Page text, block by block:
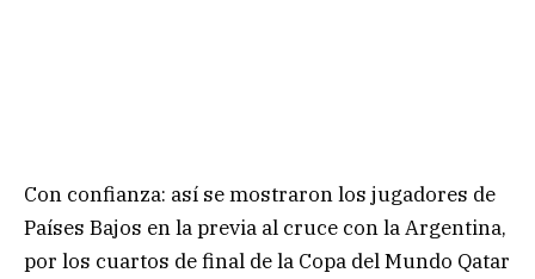
Con confianza: así se mostraron los jugadores de
Países Bajos en la previa al cruce con la Argentina,
por los cuartos de final de la Copa del Mundo Qatar